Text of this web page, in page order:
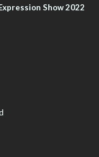
Show 2022